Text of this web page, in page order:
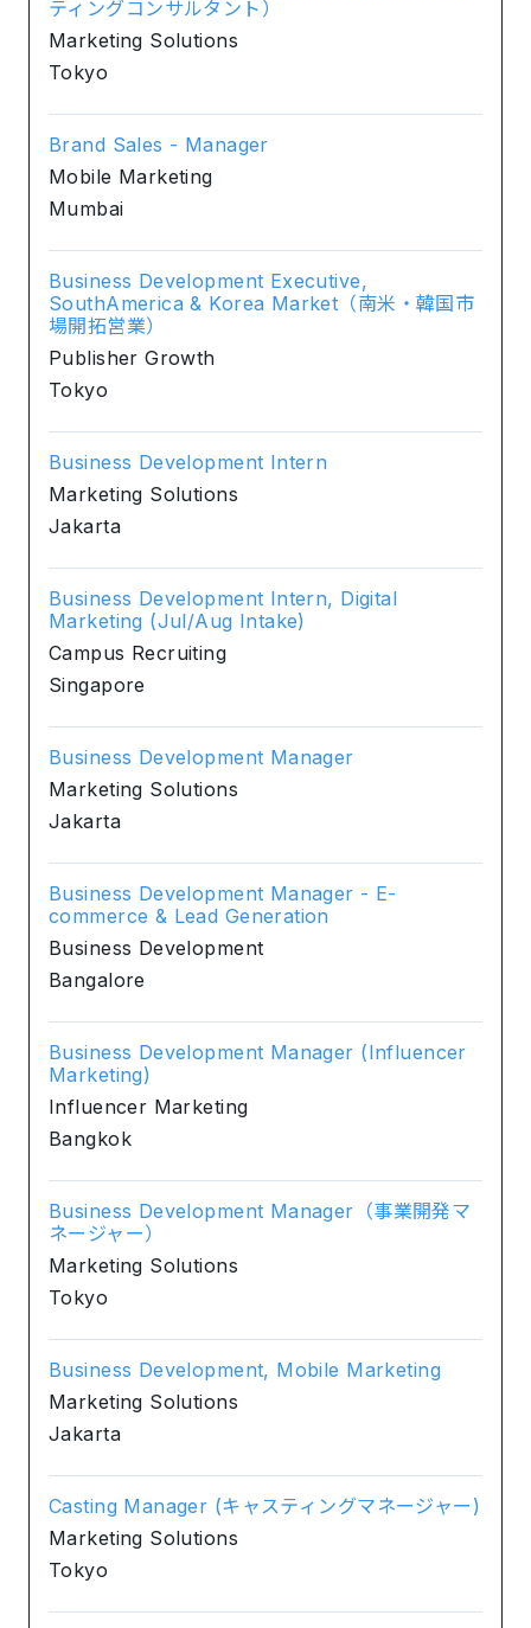
ティングコンサルタント）
Marketing Solutions
Tokyo
Brand Sales - Manager
Mobile Marketing
Mumbai
Business Development Executive,
SouthAmerica & Korea Market（南米・韓国市
場開拓営業）
Publisher Growth
Tokyo
Business Development Intern
Marketing Solutions
Jakarta
Business Development Intern, Digital
Marketing (Jul/Aug Intake)
Campus Recruiting
Singapore
Business Development Manager
Marketing Solutions
Jakarta
Business Development Manager - E-
commerce & Lead Generation
Business Development
Bangalore
Business Development Manager (Influencer
Marketing)
Influencer Marketing
Bangkok
Business Development Manager（事業開発マ
ネージャー）
Marketing Solutions
Tokyo
Business Development, Mobile Marketing
Marketing Solutions
Jakarta
Casting Manager (キャスティングマネージャー)
Marketing Solutions
Tokyo